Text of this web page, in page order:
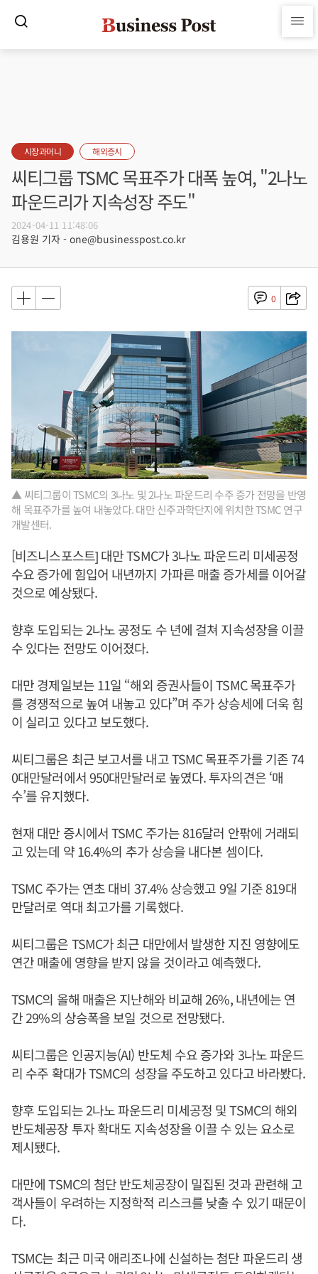
시장과머니 해외증시
씨티그룹 TSMC 목표주가 대폭 높여, "2나노
파운드리가 지속성장 주도"
2024-04-11 11:48:06
김용원 기자 - one@businesspost.co.kr
0
▲ 씨티그룹이 TSMC의 3나노 및 2나노 파운드리 수주 증가 전망을 반영
해 목표주가를 높여 내놓았다. 대만 신주과학단지에 위치한 TSMC 연구
개발센터.
[비즈니스포스트] 대만 TSMC가 3나노 파운드리 미세공정
수요 증가에 힘입어 내년까지 가파른 매출 증가세를 이어갈
것으로 예상됐다.
향후 도입되는 2나노 공정도 수 년에 걸쳐 지속성장을 이끌
수 있다는 전망도 이어졌다.
대만 경제일보는 11일 “해외 증권사들이 TSMC 목표주가
를 경쟁적으로 높여 내놓고 있다”며 주가 상승세에 더욱 힘
이 실리고 있다고 보도했다.
씨티그룹은 최근 보고서를 내고 TSMC 목표주가를 기존 74
0대만달러에서 950대만달러로 높였다. 투자의견은 ‘매
수’를 유지했다.
현재 대만 증시에서 TSMC 주가는 816달러 안팎에 거래되
고 있는데 약 16.4%의 추가 상승을 내다본 셈이다.
TSMC 주가는 연초 대비 37.4% 상승했고 9일 기준 819대
만달러로 역대 최고가를 기록했다.
씨티그룹은 TSMC가 최근 대만에서 발생한 지진 영향에도
연간 매출에 영향을 받지 않을 것이라고 예측했다.
TSMC의 올해 매출은 지난해와 비교해 26%, 내년에는 연
간 29%의 상승폭을 보일 것으로 전망됐다.
씨티그룹은 인공지능(AI) 반도체 수요 증가와 3나노 파운드
리 수주 확대가 TSMC의 성장을 주도하고 있다고 바라봤다.
향후 도입되는 2나노 파운드리 미세공정 및 TSMC의 해외
반도체공장 투자 확대도 지속성장을 이끌 수 있는 요소로
제시됐다.
대만에 TSMC의 첨단 반도체공장이 밀집된 것과 관련해 고
객사들이 우려하는 지정학적 리스크를 낮출 수 있기 때문이
다.
TSMC는 최근 미국 애리조나에 신설하는 첨단 파운드리 생